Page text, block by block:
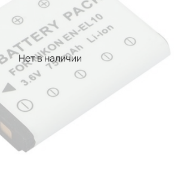
Нет в наличии